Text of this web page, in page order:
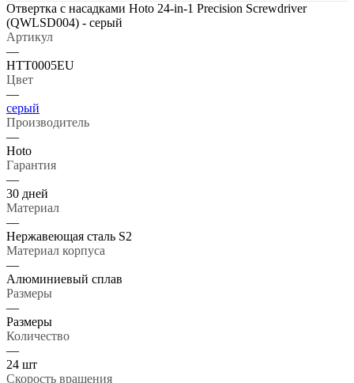
Отвертка с насадками Hoto 24-in-1 Precision Screwdriver
(QWLSD004) - серый
Артикул
—
HTT0005EU
Цвет
—
серый
Производитель
—
Hoto
Гарантия
—
30 дней
Материал
—
Нержавеющая сталь S2
Материал корпуса
—
Алюминиевый сплав
Размеры
—
Размеры
Количество
—
24 шт
Скорость вращения